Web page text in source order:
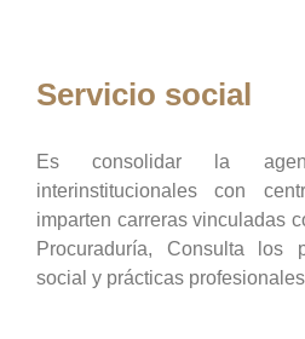
Servicio social
Es consolidar la
interinstitucionales con
imparten carreras vinculadas
Procuraduría, Consulta los
social y prácticas